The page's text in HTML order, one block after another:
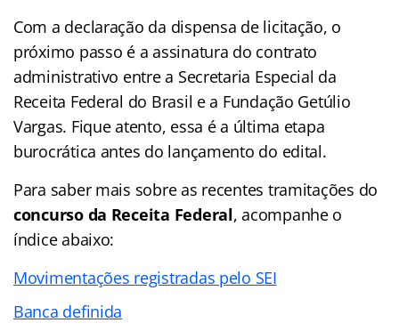
Com a declaração da dispensa de licitação, o
próximo passo é a assinatura do contrato
administrativo entre a Secretaria Especial da
Receita Federal do Brasil e a Fundação Getúlio
Vargas. Fique atento, essa é a última etapa
burocrática antes do lançamento do edital.
Para saber mais sobre as recentes tramitações do
concurso da Receita Federal, acompanhe o
índice abaixo:
Movimentações registradas pelo SEI
Banca definida